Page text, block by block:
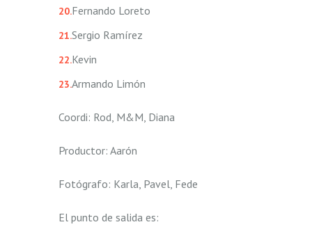
Fernando Loreto
Sergio Ramírez
Kevin
Armando Limón
Coordi: Rod, M&M, Diana
Productor: Aarón
Fotógrafo: Karla, Pavel, Fede
El punto de salida es: